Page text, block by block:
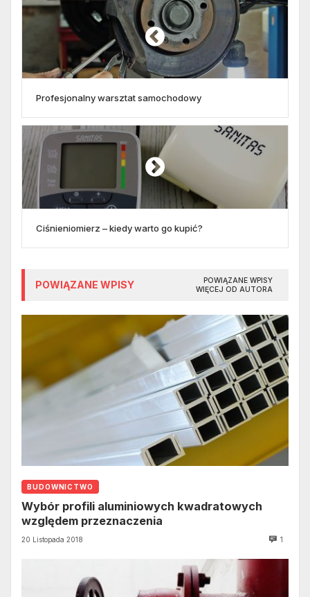
Profesjonalny warsztat samochodowy
Ciśnieniomierz – kiedy warto go kupić?
POWIĄZANE WPISY
POWIĄZANE WPISY
WIĘCEJ OD AUTORA
BUDOWNICTWO
Wybór profili aluminiowych kwadratowych
względem przeznaczenia
20 Listopada 2018 1